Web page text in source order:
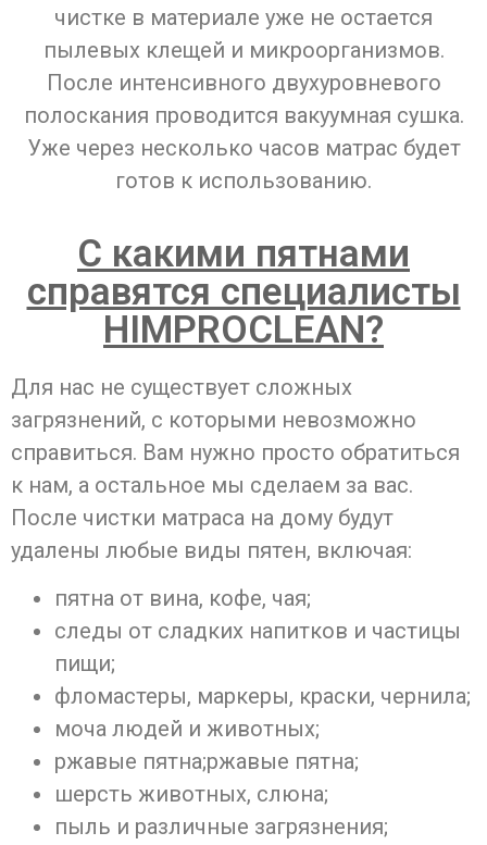
чистке в материале уже не остается
пылевых клещей и микроорганизмов.
После интенсивного двухуровневого
полоскания проводится вакуумная сушка.
Уже через несколько часов матрас будет
готов к использованию.
С какими пятнами
справятся специалисты
HIMPROCLEAN?
Для нас не существует сложных
загрязнений, с которыми невозможно
справиться. Вам нужно просто обратиться
к нам, а остальное мы сделаем за вас.
После чистки матраса на дому будут
удалены любые виды пятен, включая:
пятна от вина, кофе, чая;
следы от сладких напитков и частицы
пищи;
фломастеры, маркеры, краски, чернила;
моча людей и животных;
ржавые пятна;ржавые пятна;
шерсть животных, слюна;
пыль и различные загрязнения;